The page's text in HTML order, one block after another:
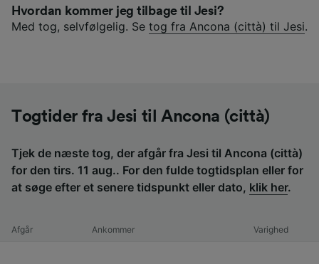
Hvordan kommer jeg tilbage til Jesi?
Med tog, selvfølgelig. Se tog fra Ancona (città) til Jesi.
Togtider fra Jesi til Ancona (città)
Tjek de næste tog, der afgår fra Jesi til Ancona (città)
for den tirs. 11 aug.. For den fulde togtidsplan eller for
at søge efter et senere tidspunkt eller dato, klik her.
Afgår Ankommer Varighed